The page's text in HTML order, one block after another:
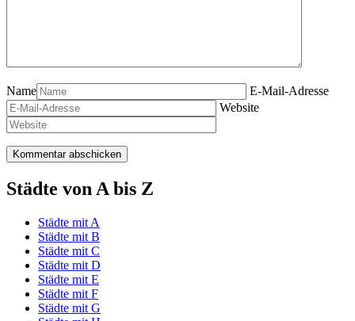
Name
E-Mail-Adresse
Website
Städte von A bis Z
Städte mit A
Städte mit B
Städte mit C
Städte mit D
Städte mit E
Städte mit F
Städte mit G